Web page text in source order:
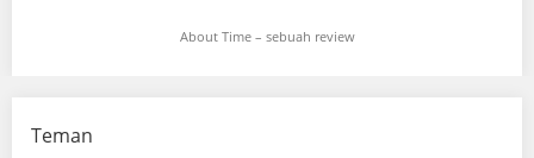
About Time – sebuah review
Teman